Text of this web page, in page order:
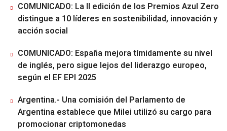
COMUNICADO: La II edición de los Premios Azul Zero
distingue a 10 líderes en sostenibilidad, innovación y
acción social
COMUNICADO: España mejora tímidamente su nivel
de inglés, pero sigue lejos del liderazgo europeo,
según el EF EPI 2025
Argentina.- Una comisión del Parlamento de
Argentina establece que Milei utilizó su cargo para
promocionar criptomonedas